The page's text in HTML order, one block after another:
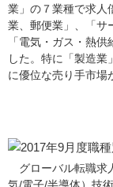
業」の７業種で求
業、郵便業」、「サ
「電気・ガス・熱
した。特に「製造
に優位な売り手市場
グローバル転職求